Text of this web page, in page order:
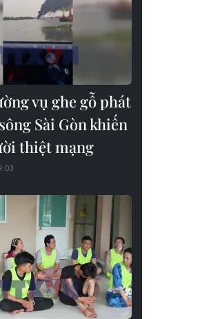
vụ ghe gỗ phát
Sài Gòn khiến
thiệt mạng